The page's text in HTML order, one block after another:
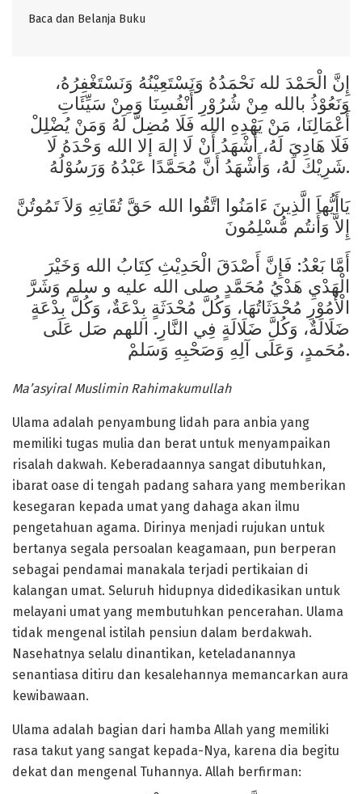
Baca dan Belanja Buku
إِنَّ الْحَمْدَ لله نَحْمَدُهُ وَنَسْتَعِيْنُهُ وَنَسْتَغْفِرُهُ،
وَنَعُوْذُ بالله مِنْ شُرُوْرِ أَنْفُسِنَا وَمِنْ سَيِّئَاتِ
أَعْمَالِنَا، مَنْ يَهْدِهِ الله فَلَا مُضِلَّ لَهُ وَمَنْ يُضْلِلْ
فَلَا هَادِيَ لَهُ، أَشْهَدُ أَنْ لَا إلهَ إلا الله وَحْدَهُ لَا
شَرِيْكَ لَهُ، وَأَشْهَدُ أَنَّ مُحَمَّدًا عَبْدُهُ وَرَسُوْلُهُ.
يَاأَيُّهاَ الَّذِينَ ءَامَنُوا اتَّقُوا الله حَقَّ تُقَاتِهِ وَلاَ تَمُوتُنَّ
إِلاَّ وَأَنتُم مُّسْلِمُونَ
أَمَّا بَعْدُ: فَإِنَّ أَصْدَقَ الْحَدِيْثِ كِتَابُ الله وَخَيْرَ
الْهَدْيِ هَدْيُ مُحَمَّدٍ صلى الله عليه و سلم وَشَرَّ
الْأُمُوْرِ مُحْدَثَاتُهَا، وَكُلَّ مُحْدَثَةٍ بِدْعَةٌ، وَكُلَّ بِدْعَةٍ
ضَلَالَةٌ، وَكُلَّ ضَلَالَةٍ فِي النَّارِ. اللهم صَل عَلَى
مُحَمدٍ، وَعَلَى آلِهِ وَصَحْبِهِ وَسَلمْ.
Ma’asyiral Muslimin Rahimakumullah
Ulama adalah penyambung lidah para anbia yang
memiliki tugas mulia dan berat untuk menyampaikan
risalah dakwah. Keberadaannya sangat dibutuhkan,
ibarat oase di tengah padang sahara yang memberikan
kesegaran kepada umat yang dahaga akan ilmu
pengetahuan agama. Dirinya menjadi rujukan untuk
bertanya segala persoalan keagamaan, pun berperan
sebagai pendamai manakala terjadi pertikaian di
kalangan umat. Seluruh hidupnya didedikasikan untuk
melayani umat yang membutuhkan pencerahan. Ulama
tidak mengenal istilah pensiun dalam berdakwah.
Nasehatnya selalu dinantikan, keteladanannya
senantiasa ditiru dan kesalehannya memancarkan aura
kewibawaan.
Ulama adalah bagian dari hamba Allah yang memiliki
rasa takut yang sangat kepada-Nya, karena dia begitu
dekat dan mengenal Tuhannya. Allah berfirman: